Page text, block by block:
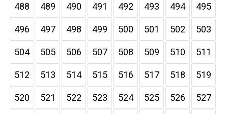
488 489 490 491 492 493 494 495
496 497 498 499 500 501 502 503
504 505 506 507 508 509 510 511
512 513 514 515 516 517 518 519
520 521 522 523 524 525 526 527